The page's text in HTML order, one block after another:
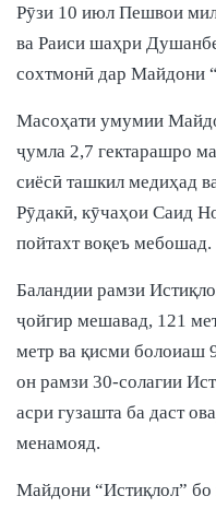
Рӯзи 10 июл Пешвои
ва Раиси шаҳри
сохтмонӣ дар Майдони
Масоҳати умумии
ҷумла 2,7 гектарашро
сиёсӣ ташкил медиҳад
Рӯдакӣ, кӯчаҳои Саид
пойтахт воқеъ мебошад.
Баландии рамзи
ҷойгир мешавад, 121
метр ва қисми болоиаш
он рамзи 30-солагии
асри гузашта ба даст
менамояд.
Майдони “Истиқлол”